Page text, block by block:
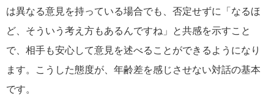
は異なる意見を持っている場合でも、否定せずに「なるほ
ど、そういう考え方もあるんですね」と共感を示すこと
で、相手も安心して意見を述べることができるようになり
ます。こうした態度が、年齢差を感じさせない対話の基本
です。